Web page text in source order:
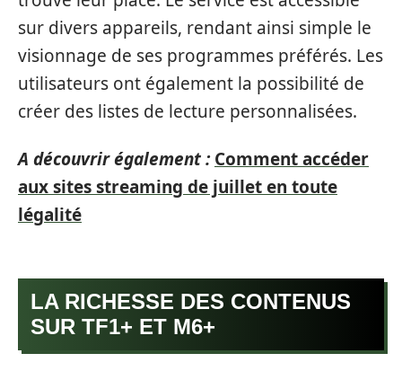
sur divers appareils, rendant ainsi simple le
visionnage de ses programmes préférés. Les
utilisateurs ont également la possibilité de
créer des listes de lecture personnalisées.
A découvrir également : Comment accéder
aux sites streaming de juillet en toute
légalité
LA RICHESSE DES CONTENUS
SUR TF1+ ET M6+